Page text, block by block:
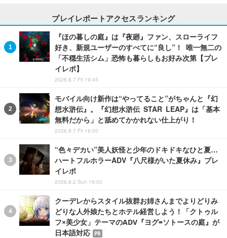
プレイレポートアクセスランキング
『ほの暮しの庭』は『夜廻』ファン、スローライフ
好き、新規ユーザーのすべてに“良し”！ 唯一無二の
「不穏生活シム」恐怖も暮らしもお好み次第【プレ
イレポ】
2026.8.7 Fri 19:45
モバイル向け新作は“やってること”がちゃんと『幻
想水滸伝』。『幻想水滸伝 STAR LEAP』は「基本
無料だから」と舐めてかかれない仕上がり！
2026.8.7 Fri 18:00
“色々デカい”美人妖怪と少年のドキドキなひと夏…
ハートフルホラーADV『八尺様がいた夏休み』プレ
イレポ
2026.8.2 Sun 19:00
クーデレからスタイル抜群お姉さんまでよりどりみ
どりな人外娘たちとホテル経営しよう！「クトゥル
フ×美少女」テーマのADV『ヨグ=ソトースの庭』が
日本語対応
PR